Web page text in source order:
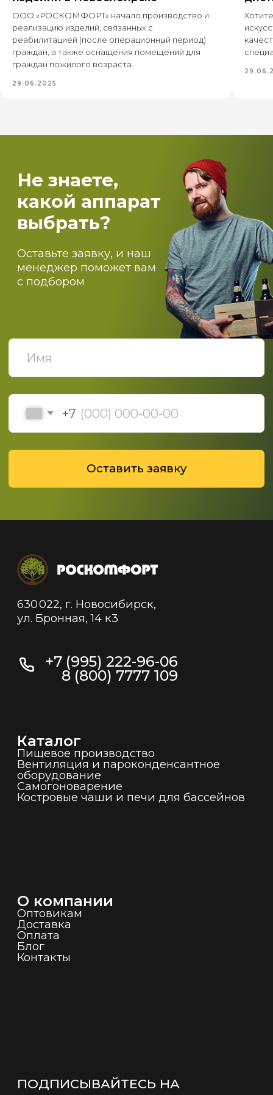
ООО «РОСКОМФОРТ» начало производство и
реализацию изделий, связанных с
реабилитацией (после операционный период)
граждан, а также оснащения помещений для
граждан пожилого возраста.
29.06.2025
Каталог
Пищевое производство
оборудование
О компании
Оптовикам
Оплата
Блог
Контакты
+7 (995) 222-96-06
8 (800) 7777 109
© 2019-2025 ООО "Роскомфорт", Все права
Политика конфиденциальности
Политика обработки данных